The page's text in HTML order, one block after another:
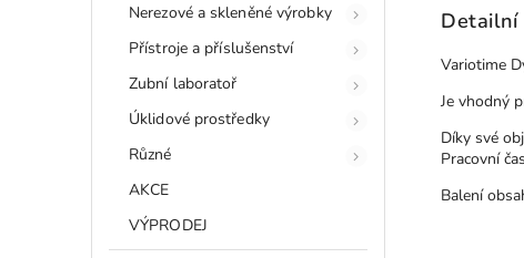
Nerezové a skleněné výrobky
Přístroje a příslušenství
Zubní laboratoř
Úklidové prostředky
Různé
AKCE
VÝPRODEJ
Detailní
Variotime
Je vhodný
Díky své
Pracovní
Balení